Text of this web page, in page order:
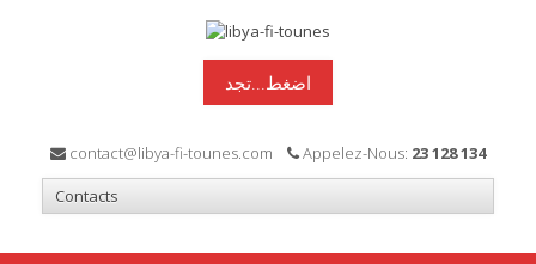
اضغط...تجد
contact@libya-fi-tounes.com Appelez-Nous: 23 128 134